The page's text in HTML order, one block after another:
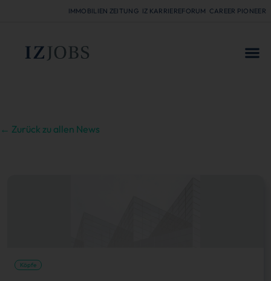
IMMOBILIEN ZEITUNG IZ KARRIEREFORUM CAREER PIONEER
← Zurück zu allen News
Köpfe